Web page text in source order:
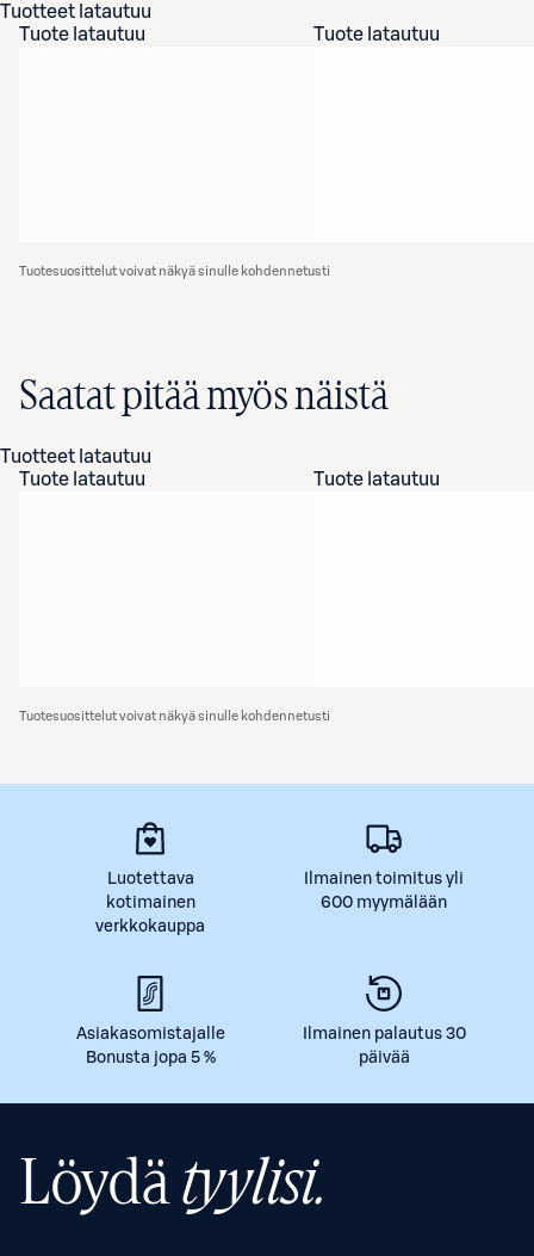
Tuotteet latautuu
Tuote latautuu
Tuote latautuu
Tuotesuosittelut voivat näkyä sinulle kohdennetusti
Saatat pitää myös näistä
Tuotteet latautuu
Tuote latautuu
Tuote latautuu
Tuotesuosittelut voivat näkyä sinulle kohdennetusti
Luotettava
kotimainen
verkkokauppa
Ilmainen toimitus yli
600 myymälään
Asiakasomistajalle
Bonusta jopa 5 %
Ilmainen palautus 30
päivää
Löydätyylisi.